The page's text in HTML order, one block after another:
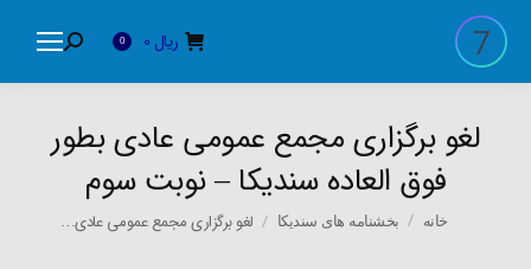
ریال 0
Search:
لغو برگزاری مجمع عمومی عادی بطور
فوق العاده سندیکا – نوبت سوم
You are here:
خانه بخشنامه های سندیکا لغو برگزاری مجمع عمومی عادی…